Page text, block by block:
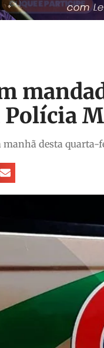
Polícia
desta quarta-